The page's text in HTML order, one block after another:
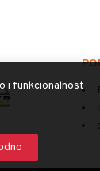
i funkcionalnost